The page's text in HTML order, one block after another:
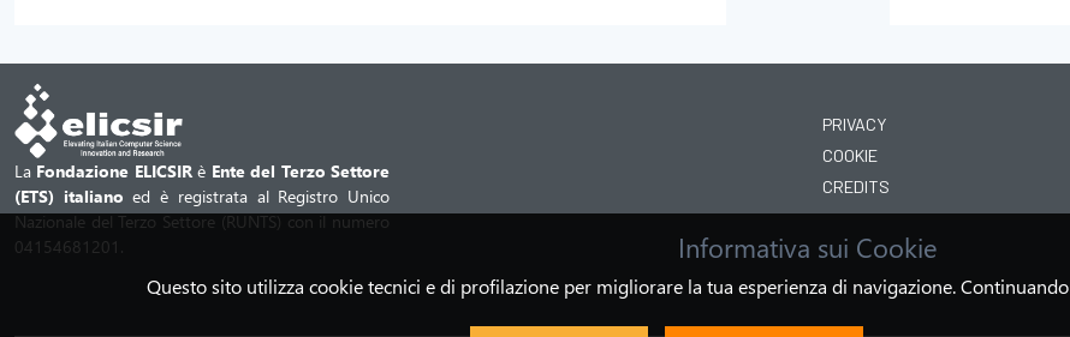
La Fondazione ELICSIRè Ente del Terzo Settore
(ETS) italiano ed è registrata al Registro Unico
Nazionale del Terzo Settore (RUNTS) con il numero
04154681201.
PRIVACY
COOKIE
CREDITS
Informativa sui Cookie
Questo sito utilizza cookie tecnici e di profilazione per migliorare la tua esperienza di navigazione.